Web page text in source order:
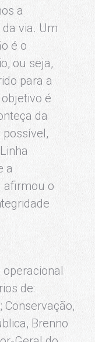
a
via. Um
é o
ou seja,
para a
é
da
a
afirmou o
de:
Conservação,
Brenno